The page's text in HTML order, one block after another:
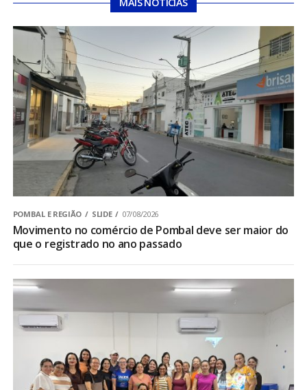
POMBAL E REGIÃO SLIDE 07/08/2026
Movimento no comércio de Pombal deve ser maior do
que o registrado no ano passado